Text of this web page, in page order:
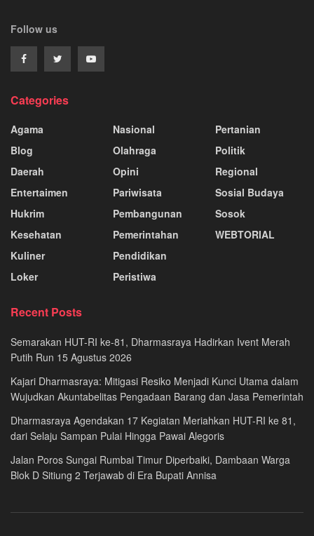
Follow us
Categories
Agama
Blog
Daerah
Entertaimen
Hukrim
Kesehatan
Kuliner
Loker
Nasional
Olahraga
Opini
Pariwisata
Pembangunan
Pemerintahan
Pendidikan
Peristiwa
Pertanian
Politik
Regional
Sosial Budaya
Sosok
WEBTORIAL
Recent Posts
Semarakan HUT-RI ke-81, Dharmasraya Hadirkan Ivent Merah
Putih Run 15 Agustus 2026
Kajari Dharmasraya: Mitigasi Resiko Menjadi Kunci Utama dalam
Wujudkan Akuntabelitas Pengadaan Barang dan Jasa Pemerintah
Dharmasraya Agendakan 17 Kegiatan Meriahkan HUT-RI ke 81,
dari Selaju Sampan Pulai Hingga Pawai Alegoris
Jalan Poros Sungai Rumbai Timur Diperbaiki, Dambaan Warga
Blok D Sitiung 2 Terjawab di Era Bupati Annisa